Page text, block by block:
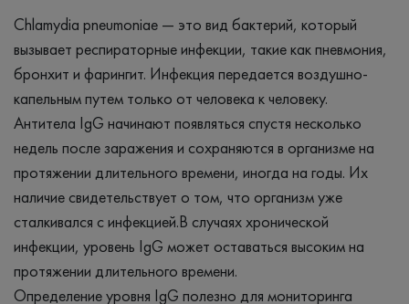
Chlamydia pneumoniae — это вид бактерий, который
вызывает респираторные инфекции, такие как пневмония,
бронхит и фарингит. Инфекция передается воздушно-
капельным путем только от человека к человеку.
Антитела IgG начинают появляться спустя несколько
недель после заражения и сохраняются в организме на
протяжении длительного времени, иногда на годы. Их
наличие свидетельствует о том, что организм уже
сталкивался с инфекцией.В случаях хронической
инфекции, уровень IgG может оставаться высоким на
протяжении длительного времени.
Определение уровня IgG полезно для мониторинга